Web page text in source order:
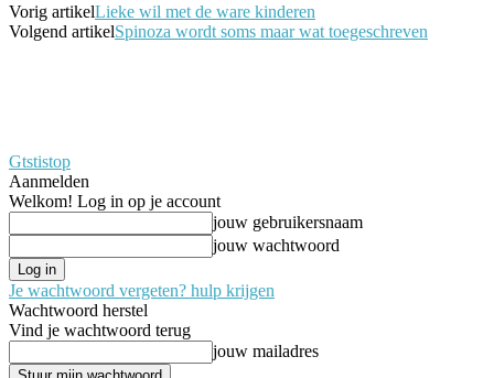
Vorig artikelLieke wil met de ware kinderen
Volgend artikelSpinoza wordt soms maar wat toegeschreven
Gtstistop
Aanmelden
Welkom! Log in op je account
jouw gebruikersnaam
jouw wachtwoord
Je wachtwoord vergeten? hulp krijgen
Wachtwoord herstel
Vind je wachtwoord terug
jouw mailadres